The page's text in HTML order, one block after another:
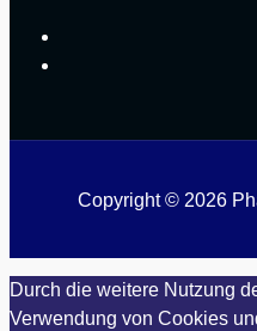
Copyright © 2026
Durch die weitere Nutzung
Verwendung von Cookies